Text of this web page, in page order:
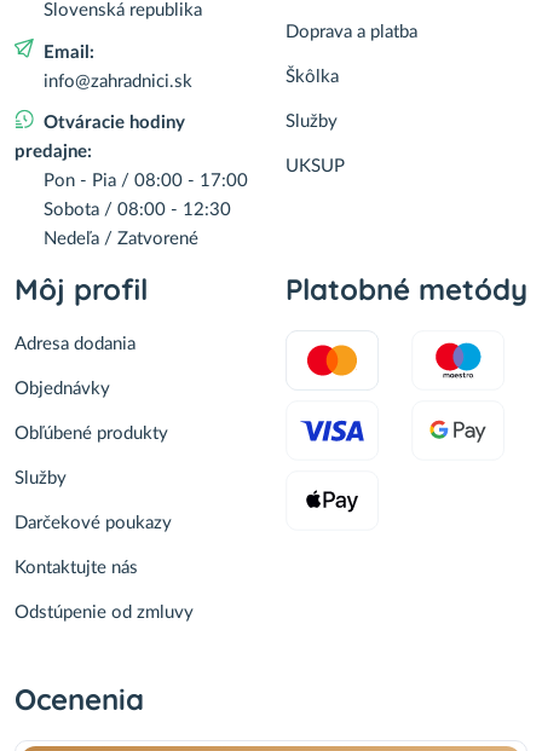
Slovenská republika
Email:
info@zahradnici.sk
Otváracie hodiny
predajne:
Pon - Pia / 08:00 - 17:00
Sobota / 08:00 - 12:30
Nedeľa / Zatvorené
Doprava a platba
Škôlka
Služby
UKSUP
Môj profil
Adresa dodania
Objednávky
Obľúbené produkty
Služby
Darčekové poukazy
Kontaktujte nás
Odstúpenie od zmluvy
Platobné metódy
Ocenenia